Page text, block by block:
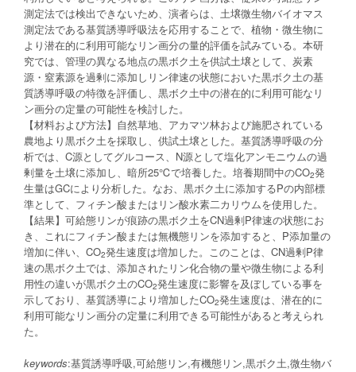
測定法では検出できないため、演者らは、土壌微生物バイオマス
測定法である基質誘導呼吸法を応用することで、植物・微生物に
より潜在的に利用可能なリン画分の量的評価を試みている。本研
究では、管理の異なる地点の黒ボク土を供試土壌として、炭素
源・窒素源を過剰に添加しリン律速の状態においた黒ボク土の基
質誘導呼吸の特徴を評価し、黒ボク土中の潜在的に利用可能なリ
ン画分の定量の可能性を検討した。
【材料および方法】自然草地、アカマツ林および施肥されている
農地より黒ボク土を採取し、供試土壌とした。基質誘導呼吸の分
析では、C源としてグルコース、N源として塩化アンモニウムの過
剰量を土壌に添加し、暗所25℃で培養した。培養期間中のCO2発
生量はGCにより分析した。なお、黒ボク土に添加するPの内部標
準として、フィチン酸またはリン酸水素二カリウムを使用した。
【結果】可給態リンが痕跡の黒ボク土をCN過剰P律速の状態にお
き、これにフィチン酸または無機態リンを添加すると、P添加量の
増加に伴い、CO2発生速度は増加した。このことは、CN過剰P律
速の黒ボク土では、添加されたリン化合物の量や微生物による利
用性の違いが黒ボク土のCO2発生速度に影響を及ぼしている事を
示しており、基質誘導により増加したCO2発生速度は、潜在的に
利用可能なリン画分の定量に利用できる可能性があると考えられ
た。
keywords:基質誘導呼吸,可給態リン,有機態リン,黒ボク土,微生物バ